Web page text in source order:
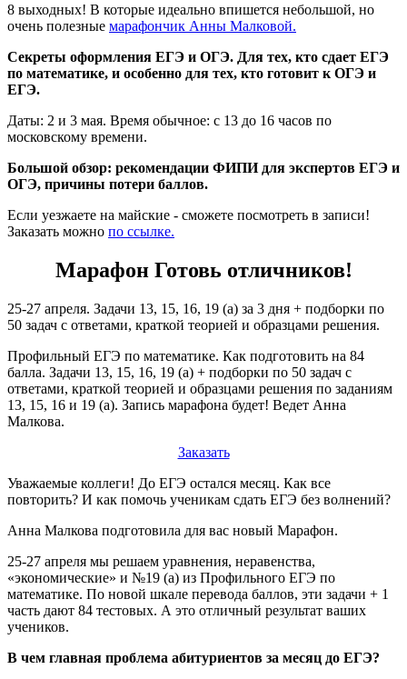
8 выходных! В которые идеально впишется небольшой, но
очень полезные марафончик Анны Малковой.
Секреты оформления ЕГЭ и ОГЭ. Для тех, кто сдает ЕГЭ
по математике, и особенно для тех, кто готовит к ОГЭ и
ЕГЭ.
Даты: 2 и 3 мая. Время обычное: с 13 до 16 часов по
московскому времени.
Большой обзор: рекомендации ФИПИ для экспертов ЕГЭ и
ОГЭ, причины потери баллов.
Если уезжаете на майские - сможете посмотреть в записи!
Заказать можно по ссылке.
Марафон Готовь отличников!
25-27 апреля. Задачи 13, 15, 16, 19 (а) за 3 дня + подборки по
50 задач с ответами, краткой теорией и образцами решения.
Профильный ЕГЭ по математике. Как подготовить на 84
балла. Задачи 13, 15, 16, 19 (а) + подборки по 50 задач с
ответами, краткой теорией и образцами решения по заданиям
13, 15, 16 и 19 (а). Запись марафона будет! Ведет Анна
Малкова.
Заказать
Уважаемые коллеги! До ЕГЭ остался месяц. Как все
повторить? И как помочь ученикам сдать ЕГЭ без волнений?
Анна Малкова подготовила для вас новый Марафон.
25-27 апреля мы решаем уравнения, неравенства,
«экономические» и №19 (а) из Профильного ЕГЭ по
математике. По новой шкале перевода баллов, эти задачи + 1
часть дают 84 тестовых. А это отличный результат ваших
учеников.
В чем главная проблема абитуриентов за месяц до ЕГЭ?